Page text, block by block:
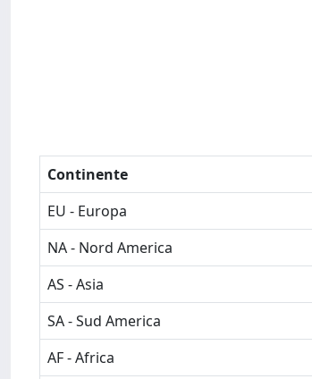
Continente
EU - Europa
NA - Nord America
AS - Asia
SA - Sud America
AF - Africa